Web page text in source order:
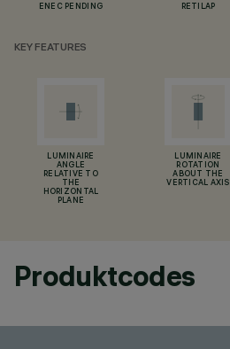
ENEC PENDING RETILAP
KEY FEATURES
LUMINAIRE
ANGLE
RELATIVE TO
THE
HORIZONTAL
PLANE
LUMINAIRE
ROTATION
ABOUT THE
VERTICAL AXIS
Produktcodes